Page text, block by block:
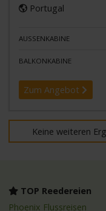
Portugal
AUSSENKABINE
BALKONKABINE
Zum Angebot
Keine weiteren
TOP Reedereien
Phoenix Flussreisen